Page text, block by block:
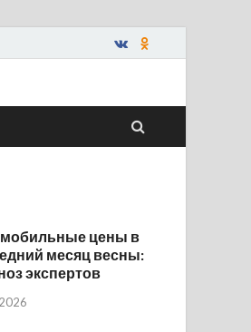
цены в
месяц весны:
экспертов